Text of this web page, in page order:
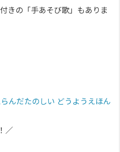
きの「手あそび歌」もありま
んだたのしい どうようえほん
／